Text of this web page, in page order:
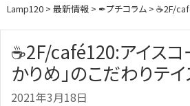
Lamp120 > 最新情報 > ✒プチコラム > ☕2F/café120:ア
☕2F/café120:アイスコ
かりめ」のこだわりテイ
2021年3月18日